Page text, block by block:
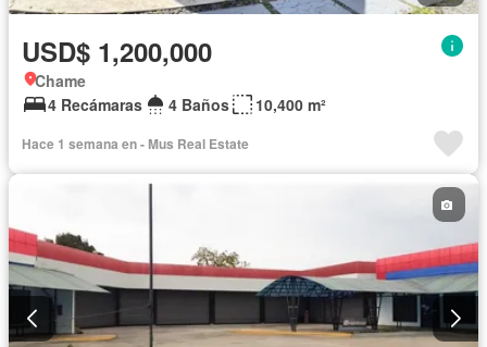
USD$ 1,200,000
Chame
4 Recámaras
4 Baños 10,400 m²
Hace 1 semana en - Mus Real Estate